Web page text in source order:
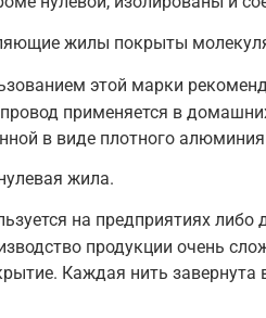
жилы покрыты
этой марки
применяется в
в виде плотного
жила.
на предприятиях
продукции очень
Каждая нить завернута